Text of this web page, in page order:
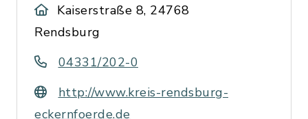
Kaiserstraße 8, 24768
Rendsburg
04331/202-0
http://www.kreis-rendsburg-
eckernfoerde.de